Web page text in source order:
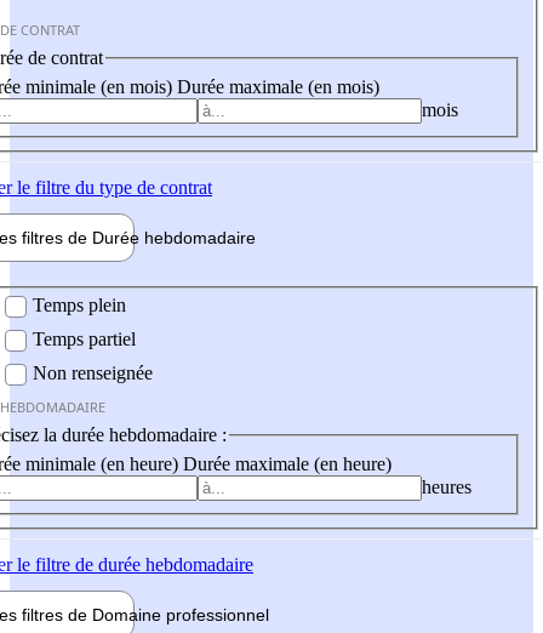
CONTRAT
de contrat
minimale (en mois) Durée maximale (en mois)
mois
le filtre du type de contrat
filtres de Durée hebdomadaire
Temps plein
Temps partiel
Non renseignée
la durée hebdomadaire :
minimale (en heure) Durée maximale (en heure)
heures
le filtre de durée hebdomadaire
filtres de Domaine professionnel